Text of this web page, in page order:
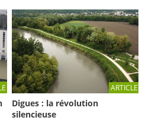
ARTICLE
Digues : la révolution
silencieuse